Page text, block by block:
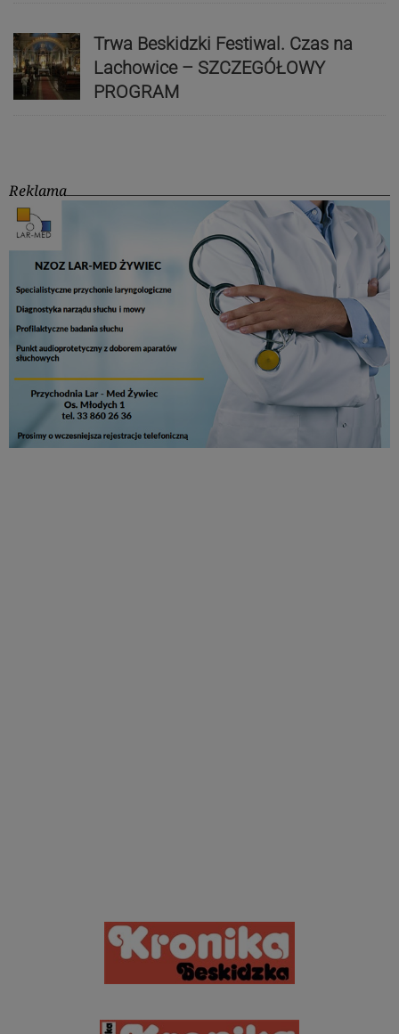
Trwa Beskidzki Festiwal. Czas na
Lachowice – SZCZEGÓŁOWY
PROGRAM
Reklama